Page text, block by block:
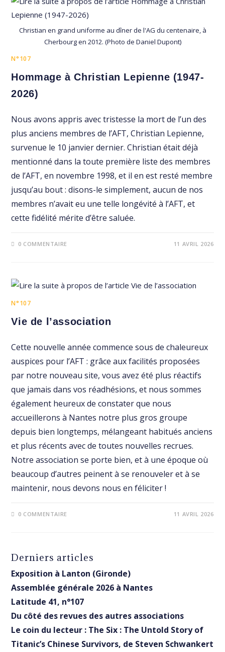
Christian en grand uniforme au dîner de l'AG du centenaire, à
Cherbourg en 2012. (Photo de Daniel Dupont)
N°107
Hommage à Christian Lepienne (1947-
2026)
Nous avons appris avec tristesse la mort de l’un des
plus anciens membres de l’AFT, Christian Lepienne,
survenue le 10 janvier dernier. Christian était déjà
mentionné dans la toute première liste des membres
de l’AFT, en novembre 1998, et il en est resté membre
jusqu’au bout : disons-le simplement, aucun de nos
membres n’avait eu une telle longévité à l’AFT, et
cette fidélité mérite d’être saluée.
0 COMMENTAIRE 11 AVRIL 2026
N°107
Vie de l’association
Cette nouvelle année commence sous de chaleureux
auspices pour l’AFT : grâce aux facilités proposées
par notre nouveau site, vous avez été plus réactifs
que jamais dans vos réadhésions, et nous sommes
également heureux de constater que nous
accueillerons à Nantes notre plus gros groupe
depuis bien longtemps, mélangeant habitués anciens
et plus récents avec de toutes nouvelles recrues.
Notre association se porte bien, et à une époque où
beaucoup d’autres peinent à se renouveler et à se
maintenir, nous devons nous en féliciter !
0 COMMENTAIRE 11 AVRIL 2026
Derniers articles
Exposition à Lanton (Gironde)
Assemblée générale 2026 à Nantes
Latitude 41, n°107
Du côté des revues des autres associations
Le coin du lecteur : The Six : The Untold Story of
Titanic’s Chinese Survivors, de Steven Schwankert